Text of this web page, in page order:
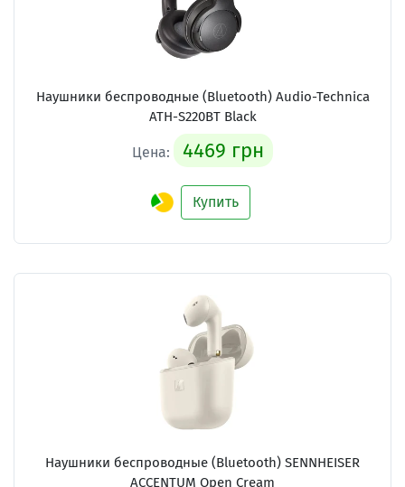
Наушники беспроводные (Bluetooth) Audio-Technica
ATH-S220BT Black
Цена: 4469 грн
Купить
Наушники беспроводные (Bluetooth) SENNHEISER
ACCENTUM Open Cream